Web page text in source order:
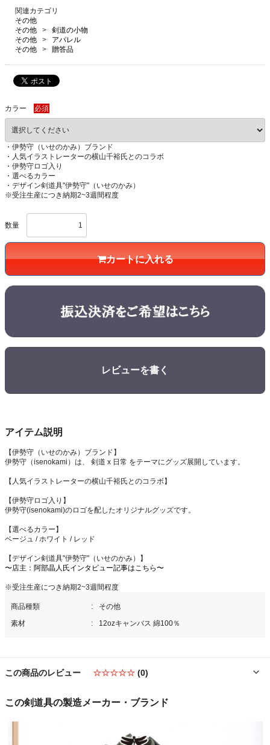
関連カテゴリ
その他
その他
剣道の小物
その他
アパレル
その他
贈答品
カラー 必須
・伊勢守（いせのかみ）ブランド
・人気イラストレーターの横山千裕氏とのコラボ
・伊勢守ロゴ入り
・選べるカラー
・デザイン剣道具"伊勢守"（いせのかみ）
※受注生産につき納期2~3週間程度
数量
カートに入れる
レビューを書く
アイテム説明
【伊勢守（いせのかみ）ブランド】
伊勢守（isenokami）は、 剣道 x 日常 をテーマにグッズ展開しています。
【人気イラストレーターの横山千裕氏とのコラボ】
【伊勢守ロゴ入り】
伊勢守(isenokami)のロゴを配したオリジナルグッズです。
【選べるカラー】
ベージュ / ホワイト / レッド
【デザイン剣道具"伊勢守"（いせのかみ）】
〜店主：阿部晶人氏インタビュー記事はこちら〜
※受注生産につき納期2~3週間程度
商品種類
その他
素材
12ozキャンバス 綿100％
この商品のレビュー ☆☆☆☆☆ (0)
この剣道具の製造メーカー・ブランド